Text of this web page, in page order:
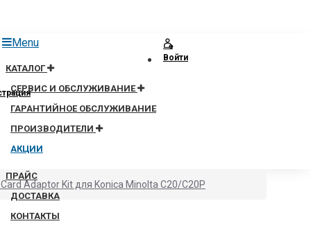
Menu
КАТАЛОГ
СЕРВИС И ОБСЛУЖИВАНИЕ
ГАРАНТИЙНОЕ ОБСЛУЖИВАНИЕ
ПРОИЗВОДИТЕЛИ
АКЦИИ
ПРАЙС
ДОСТАВКА
КОНТАКТЫ
Войти
Adaptor Kit для Konica Minolta C20/C20P